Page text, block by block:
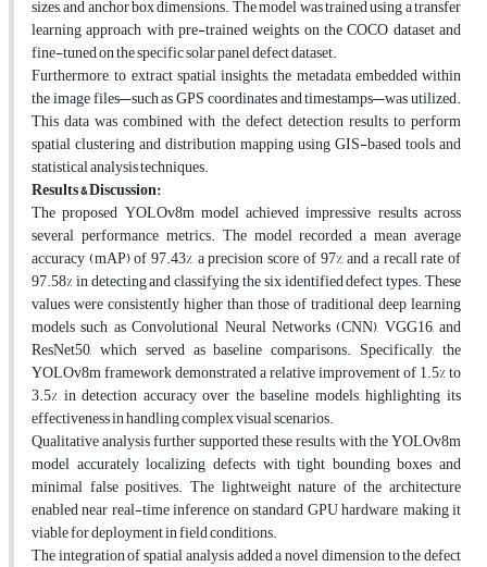
sizes, and anchor box dimensions. The model was trained using a transfer
learning approach with pre-trained weights on the COCO dataset and
fine-tuned on the specific solar panel defect dataset.
Furthermore, to extract spatial insights, the metadata embedded within
the image files—such as GPS coordinates and timestamps—was utilized.
This data was combined with the defect detection results to perform
spatial clustering and distribution mapping using GIS-based tools and
statistical analysis techniques.
Results & Discussion:
The proposed YOLOv8m model achieved impressive results across
several performance metrics. The model recorded a mean average
accuracy (mAP) of 97.43%, a precision score of 97%, and a recall rate of
97.58% in detecting and classifying the six identified defect types. These
values were consistently higher than those of traditional deep learning
models such as Convolutional Neural Networks (CNN), VGG16, and
ResNet50, which served as baseline comparisons. Specifically, the
YOLOv8m framework demonstrated a relative improvement of 1.5% to
3.5% in detection accuracy over the baseline models, highlighting its
effectiveness in handling complex visual scenarios.
Qualitative analysis further supported these results, with the YOLOv8m
model accurately localizing defects with tight bounding boxes and
minimal false positives. The lightweight nature of the architecture
enabled near real-time inference on standard GPU hardware, making it
viable for deployment in field conditions.
The integration of spatial analysis added a novel dimension to the defect